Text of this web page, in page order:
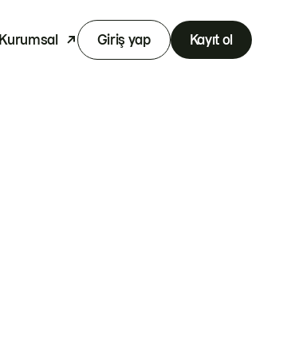
Kurumsal Giriş yap Kayıt ol